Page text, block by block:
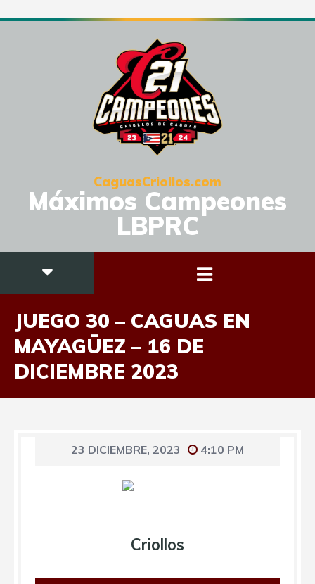
CaguasCriollos.com
Máximos Campeones
LBPRC
JUEGO 30 – CAGUAS EN
MAYAGÜEZ – 16 DE
DICIEMBRE 2023
23 DICIEMBRE, 2023 4:10 PM
Criollos